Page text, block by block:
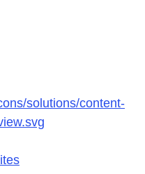
solutions/content-